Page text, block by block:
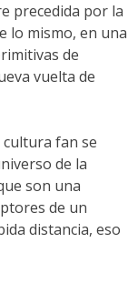
precedida por la
lo mismo, en una
de
vuelta de
cultura fan se
de la
son una
de un
distancia, eso